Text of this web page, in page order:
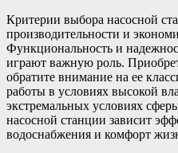
Критерии выбора насосной
производительности и
Функциональность и
играют важную роль.
обратите внимание на ее
работы в условиях высокой
экстремальных условиях
насосной станции зависит
водоснабжения и комфорт